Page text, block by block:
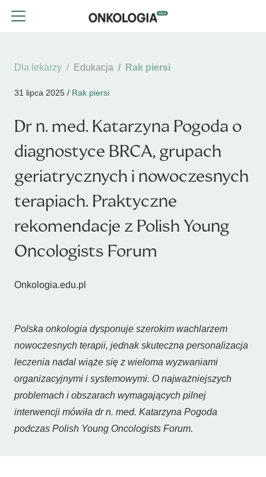
Dla lekarzy Edukacja Rak piersi
31 lipca 2025 / Rak piersi
Dr n. med. Katarzyna Pogoda o
diagnostyce BRCA, grupach
geriatrycznych i nowoczesnych
terapiach. Praktyczne
rekomendacje z Polish Young
Oncologists Forum
Onkologia.edu.pl
Polska onkologia dysponuje szerokim wachlarzem
nowoczesnych terapii, jednak skuteczna personalizacja
leczenia nadal wiąże się z wieloma wyzwaniami
organizacyjnymi i systemowymi. O najważniejszych
problemach i obszarach wymagających pilnej
interwencji mówiła dr n. med. Katarzyna Pogoda
podczas Polish Young Oncologists Forum.